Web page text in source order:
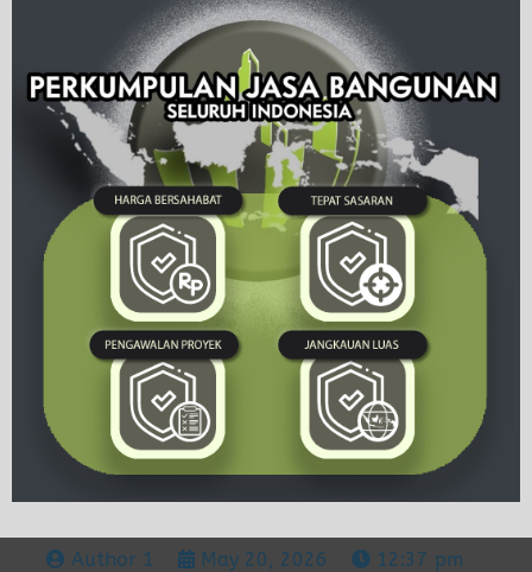
Author 1 May 20, 2026 12:37 pm